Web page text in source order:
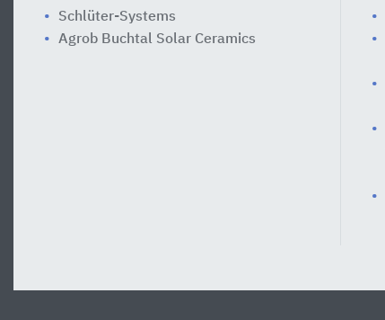
Schlüter-Systems
Agrob Buchtal Solar Ceramics